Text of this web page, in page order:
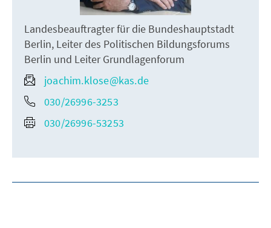
Landesbeauftragter für die Bundeshauptstadt
Berlin, Leiter des Politischen Bildungsforums
Berlin und Leiter Grundlagenforum
joachim.klose@kas.de
030/26996-3253
030/26996-53253